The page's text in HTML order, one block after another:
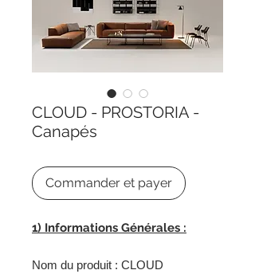
CLOUD - PROSTORIA -
Canapés
Commander et payer
1) Informations Générales :
Nom du produit : CLOUD